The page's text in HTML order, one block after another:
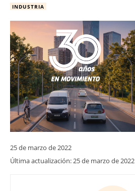
INDUSTRIA
25 de marzo de 2022
Última actualización:25 de marzo de 2022